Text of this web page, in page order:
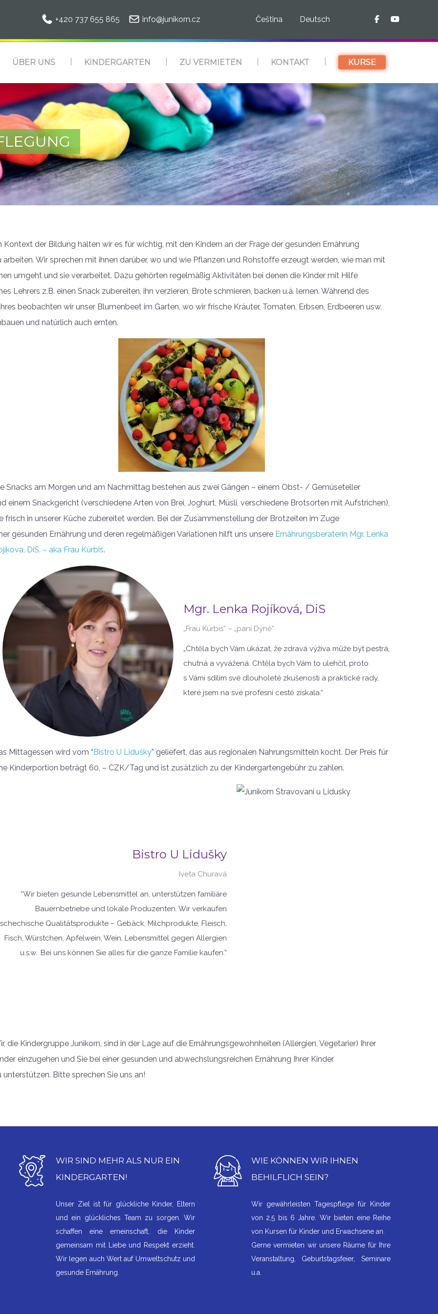
+420 737 655 865 info@junikorn.cz Čeština Deutsch
ÜBER UNS KINDERGARTEN ZU VERMIETEN KONTAKT KURSE
Kontext der Bildung halten wir es für wichtig, mit den Kindern an der Frage der gesunden Ernährung
arbeiten. Wir sprechen mit ihnen darüber, wo und wie Pflanzen und Rohstoffe erzeugt werden, wie man mit
umgeht und sie verarbeitet. Dazu gehörten regelmäßig Aktivitäten bei denen die Kinder mit Hilfe
Lehrers z.B. einen Snack zubereiten, ihn verzieren, Brote schmieren, backen u.ä. lernen. Während des
beobachten wir unser Blumenbeet im Garten, wo wir frische Kräuter, Tomaten, Erbsen, Erdbeeren usw.
und natürlich auch ernten.
Snacks am Morgen und am Nachmittag bestehen aus zwei Gängen – einem Obst- / Gemüseteller
einem Snackgericht (verschiedene Arten von Brei, Joghurt, Müsli, verschiedene Brotsorten mit Aufstrichen),
frisch in unserer Küche zubereitet werden. Bei der Zusammenstellung der Brotzeiten im Zuge
gesunden Ernährung und deren regelmäßigen Variationen hilft uns unsere Ernährungsberaterin Mgr. Lenka
DiS. – aka Frau Kürbis.
Mgr. Lenka Rojíková, DiS
„Frau Kürbis“ – „paní Dýně“
„Chtěla bych Vám ukázat, že zdravá výživa může být pestrá,
chutná a vyvážená. Chtěla bych Vám to ulehčit, proto
s Vámi sdílím své dlouholeté zkušenosti a praktické rady,
které jsem na své profesní cestě získala.“
Mittagessen wird vom “Bistro U Lidušky” geliefert, das aus regionalen Nahrungsmitteln kocht. Der Preis für
Kinderportion beträgt 60, – CZK/Tag und ist zusätzlich zu der Kindergartengebühr zu zahlen.
Bistro U Lidušky
Iveta Churavá
“Wir bieten gesunde Lebensmittel an, unterstützen familiäre
Bauernbetriebe und lokale Produzenten. Wir verkaufen
Qualitätsprodukte – Gebäck, Milchprodukte, Fleisch,
Fisch, Würstchen, Apfelwein, Wein, Lebensmittel gegen Allergien
u.s.w.. Bei uns können Sie alles für die ganze Familie kaufen.”
die Kindergruppe Junikorn, sind in der Lage auf die Ernährungsgewohnheiten (Allergien, Vegetarier) Ihrer
einzugehen und Sie bei einer gesunden und abwechslungsreichen Ernährung Ihrer Kinder
unterstützen. Bitte sprechen Sie uns an!
WIR SIND MEHR ALS NUR EIN
KINDERGARTEN!
Unser Ziel ist für glückliche Kinder, Eltern
und ein glückliches Team zu sorgen. Wir
schaffen eine emeinschaft, die Kinder
gemeinsam mit Liebe und Respekt erzieht.
Wir legen auch Wert auf Umweltschutz und
gesunde Ernährung.
WIE KÖNNEN WIR IHNEN
BEHILFLICH SEIN?
Wir gewährleisten Tagespflege für Kinder
von 2,5 bis 6 Jahre. Wir bieten eine Reihe
von Kursen für Kinder und Erwachsene an.
Gerne vermieten wir unsere Räume für Ihre
Veranstaltung, Geburtstagsfeier, Seminare
u.a.